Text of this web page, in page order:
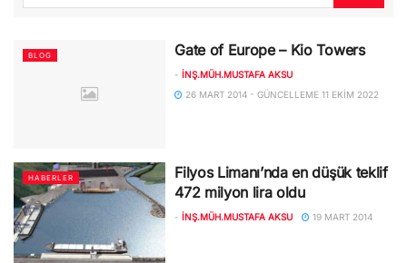
BLOG Gate of Europe – Kio Towers
- İNŞ.MÜH.MUSTAFA AKSU
26 MART 2014 - GÜNCELLEME 11 EKIM 2022
HABERLER
Filyos Limanı’nda en düşük teklif
472 milyon lira oldu
- İNŞ.MÜH.MUSTAFA AKSU 19 MART 2014